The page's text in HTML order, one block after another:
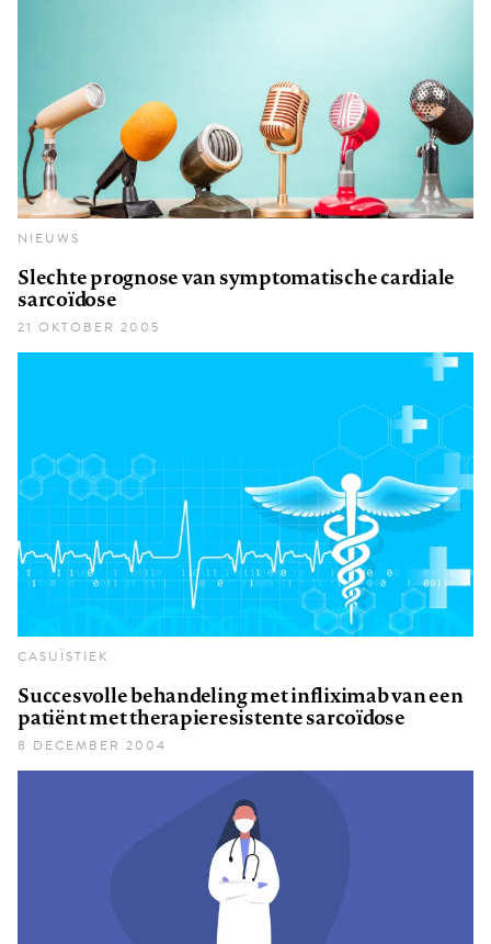
NIEUWS
Slechte prognose van symptomatische cardiale
sarcoïdose
21 OKTOBER 2005
CASUÏSTIEK
Succesvolle behandeling met infliximab van een
patiënt met therapieresistente sarcoïdose
8 DECEMBER 2004